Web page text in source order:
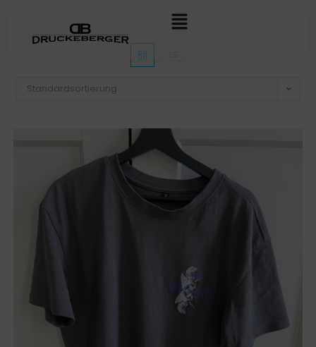
Standardsortierung